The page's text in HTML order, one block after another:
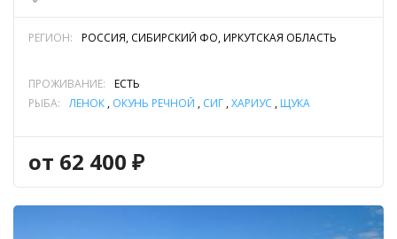
очень прозрачный лёд, трещиноватость и нагромождения
десятки километров. Трещины могут расходиться на
несколько метров, что создает опасность для любителей
количество постоянных и временных водотоков. Из-за
антропогенного воздействия и изменения климата, за
крупными реками считаются: Селенга, Верхняя Ангара,
Баргузин, Турка, Снежная, Кичера, Тыя, Голоустная,
РЕГИОН: РОССИЯ, СИБИРСКИЙ ФО, ИРКУТСКАЯ ОБЛАСТЬ
ПРОЖИВАНИЕ:
ЕСТЬ
РЫБА:
ЛЕНОК , ОКУНЬ РЕЧНОЙ , СИГ ,ХАРИУС , ЩУКА
от 62 400 ₽